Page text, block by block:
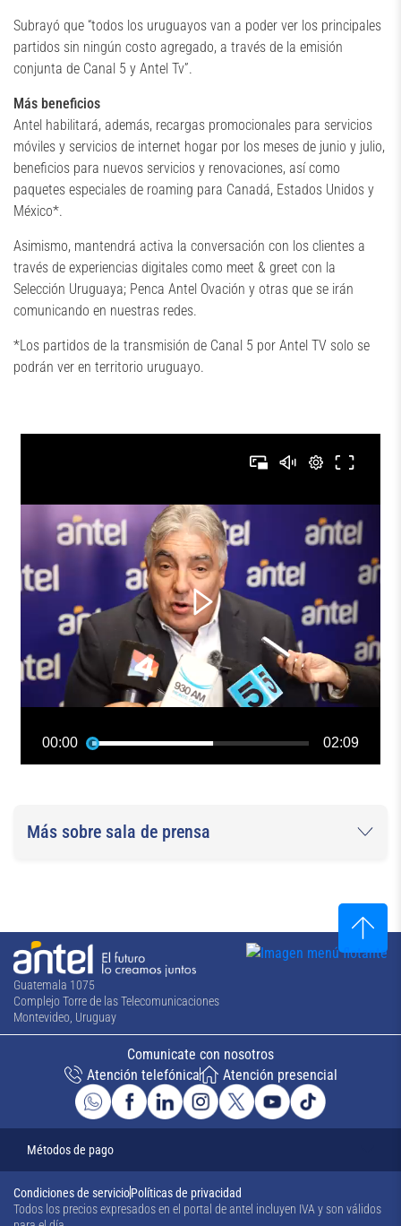
Subrayó que “todos los uruguayos van a poder ver los principales
partidos sin ningún costo agregado, a través de la emisión
conjunta de Canal 5 y Antel Tv”.
Más beneficios
Antel habilitará, además, recargas promocionales para servicios
móviles y servicios de internet hogar por los meses de junio y julio,
beneficios para nuevos servicios y renovaciones, así como
paquetes especiales de roaming para Canadá, Estados Unidos y
México*.
Asimismo, mantendrá activa la conversación con los clientes a
través de experiencias digitales como meet & greet con la
Selección Uruguaya; Penca Antel Ovación y otras que se irán
comunicando en nuestras redes.
*Los partidos de la transmisión de Canal 5 por Antel TV solo se
podrán ver en territorio uruguayo.
Más sobre sala de prensa
Guatemala 1075
Complejo Torre de las Telecomunicaciones
Montevideo, Uruguay
Comunicate con nosotros
Atención telefónica
Atención presencial
Métodos de pago
Todos los precios expresados en el portal de antel incluyen IVA y son válidos
Condiciones de servicioPolíticas de privacidad